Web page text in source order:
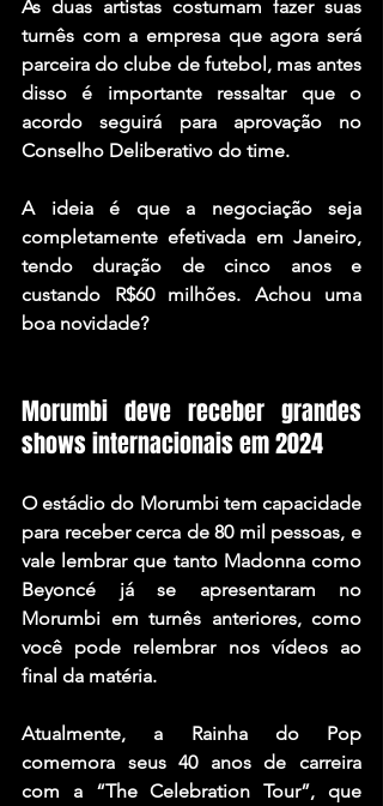
As duas artistas costumam fazer suas
turnês com a empresa que agora será
parceira do clube de futebol, mas antes
disso é importante ressaltar que o
acordo seguirá para aprovação no
Conselho Deliberativo do time.
A ideia é que a negociação seja
completamente efetivada em Janeiro,
tendo duração de cinco anos e
custando R$60 milhões. Achou uma
boa novidade?
Morumbi deve receber grandes
shows internacionais em 2024
O estádio do Morumbi tem capacidade
para receber cerca de 80 mil pessoas, e
vale lembrar que tanto Madonna como
Beyoncé já se apresentaram no
Morumbi em turnês anteriores, como
você pode relembrar nos vídeos ao
final da matéria.
Atualmente, a Rainha do Pop
comemora seus 40 anos de carreira
com a “The Celebration Tour”, que